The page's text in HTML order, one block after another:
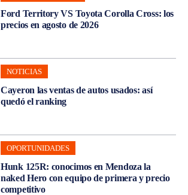
Ford Territory VS Toyota Corolla Cross: los
precios en agosto de 2026
NOTICIAS
Cayeron las ventas de autos usados: así
quedó el ranking
OPORTUNIDADES
Hunk 125R: conocimos en Mendoza la
naked Hero con equipo de primera y precio
competitivo